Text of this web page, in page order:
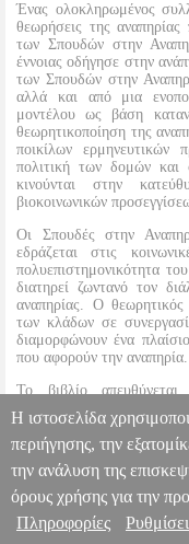
Ένας ολοκληρωμένος
θεωρήσεις της
των Σπουδών στην
έννοιας οδήγησε στην
των Σπουδών στην
αλλά και από μια
μοντέλου ως βάση
θεωρητικοποίηση της
ποικίλων ερμηνευτικών
πολιτική των δομών και
κινούνται στην
βιοκοινωνικών
Οι Σπουδές στην
εδράζεται στις
πολυεπιστημονικότητα
διατηρεί ζωντανό τον
αναπηρίας. Ο θεωρητικός
των κλάδων σε
διαμορφώνουν ένα
που αφορούν την αναπηρία.
Το βιβλίο
οργανώσεις αλλά και
πολιτικές σχετικές με την
ΕΓΧΕΙΡΙΔΙΟ
BKS.0181248
•ΣΥΛΛΟΓΙΚΟ ΕΡΓΟ
Πληροφορίες &
Η ιστοσελίδα
περιήγησης, την
την ανάλυση της
όρους χρήσης για την
Πληροφορίες